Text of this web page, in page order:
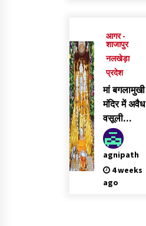
आगर -
शाजापुर
नलखेड़ा
प्रदेश
मां बगलामुखी
मंदिर में अवैध
वसूली
मामला: जांच
दल ने खंगाले
दस्तावेज, बैंक
खातों की
जांच
agnipath
4 weeks
ago